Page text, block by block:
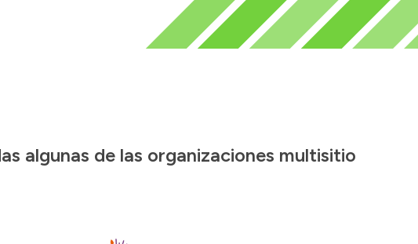
algunas de las organizaciones multisitio